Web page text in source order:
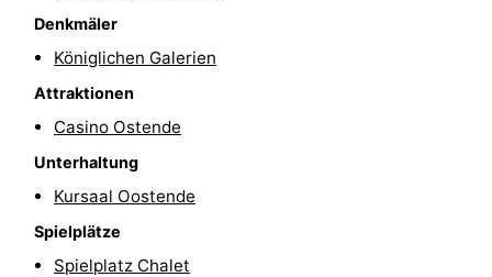
Zentren
Dörfer
Städte
Natur
Sport
Schwimmbader
Denkmäler
Königlichen Galerien
Attraktionen
Casino Ostende
Unterhaltung
Kursaal Oostende
Spielplätze
Spielplatz Chalet